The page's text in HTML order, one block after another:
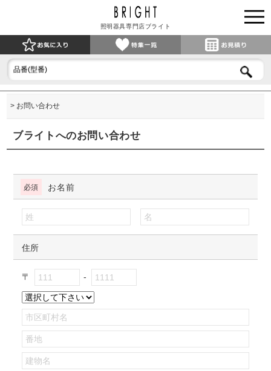
照明器具専門店ブライト
お問い合わせ
ブライトへのお問い合わせ
お名前
住所
〒